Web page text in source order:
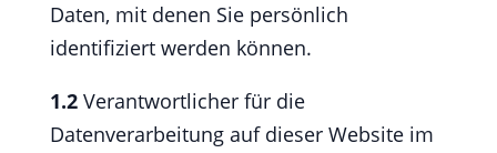
Daten, mit denen Sie persönlich
identifiziert werden können.
1.2Verantwortlicher für die
Datenverarbeitung auf dieser Website im